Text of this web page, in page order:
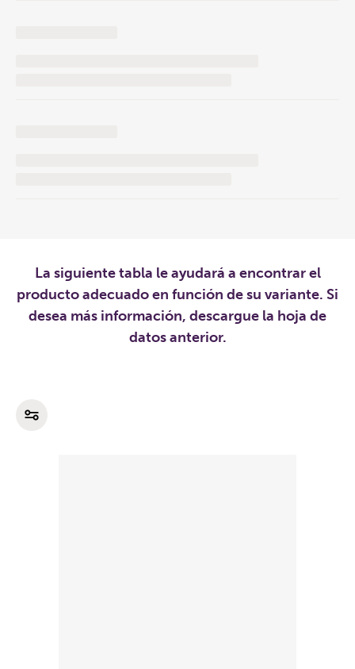
La siguiente tabla le ayudará a encontrar el
producto adecuado en función de su variante. Si
desea más información, descargue la hoja de
datos anterior.